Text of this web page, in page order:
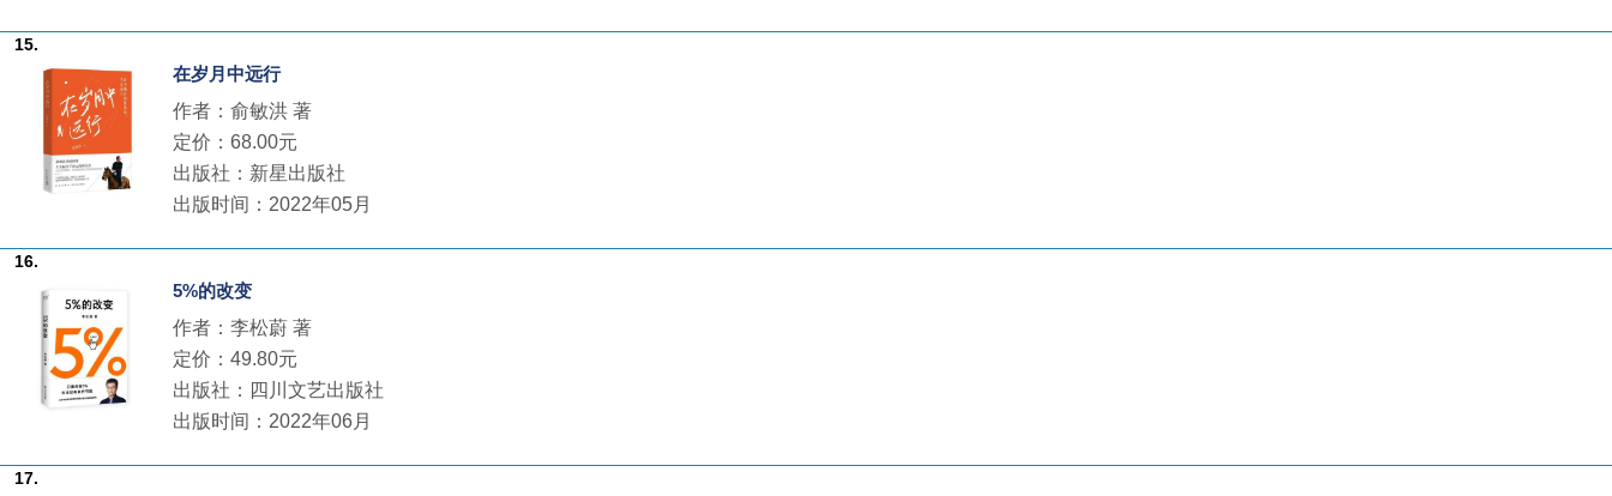
15.
在岁月中远行
作者：俞敏洪 著
定价：68.00元
出版社：新星出版社
出版时间：2022年05月
16.
5%的改变
作者：李松蔚 著
定价：49.80元
出版社：四川文艺出版社
出版时间：2022年06月
17.